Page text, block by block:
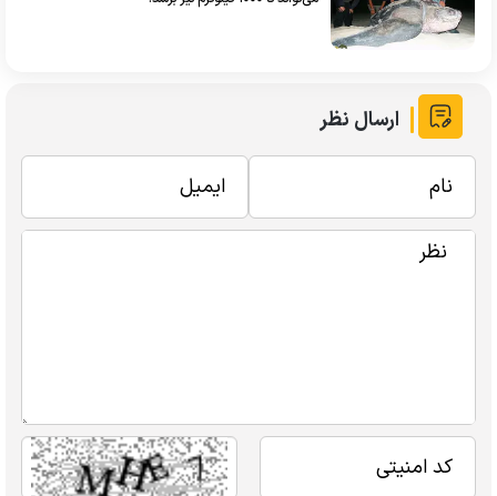
ارسال نظر